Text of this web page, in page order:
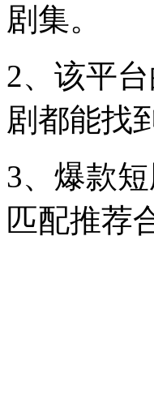
剧集。
2、该平
剧都能找
3、爆款
匹配推荐